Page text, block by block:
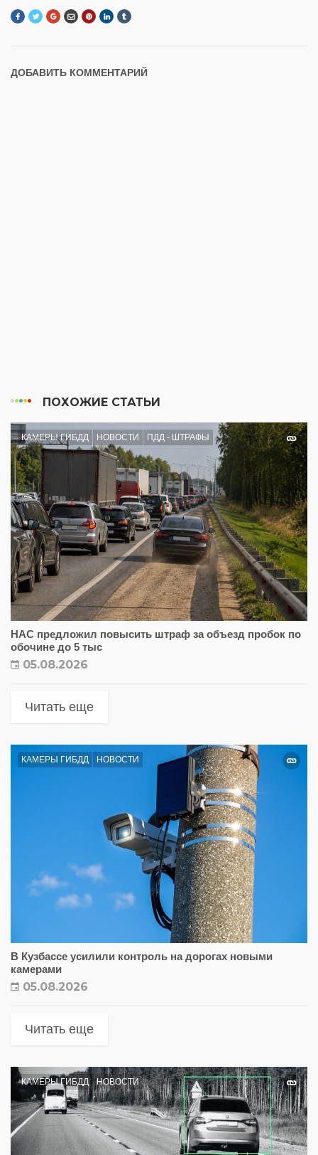
ДОБАВИТЬ КОММЕНТАРИЙ
ПОХОЖИЕ СТАТЬИ
КАМЕРЫ ГИБДД НОВОСТИ ПДД - ШТРАФЫ
НАС предложил повысить штраф за объезд пробок по
обочине до 5 тыс
05.08.2026
Читать еще
КАМЕРЫ ГИБДД НОВОСТИ
В Кузбассе усилили контроль на дорогах новыми
камерами
05.08.2026
Читать еще
КАМЕРЫ ГИБДД НОВОСТИ